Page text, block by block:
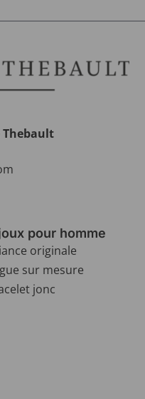
pour homme
originale
sur mesure
jonc